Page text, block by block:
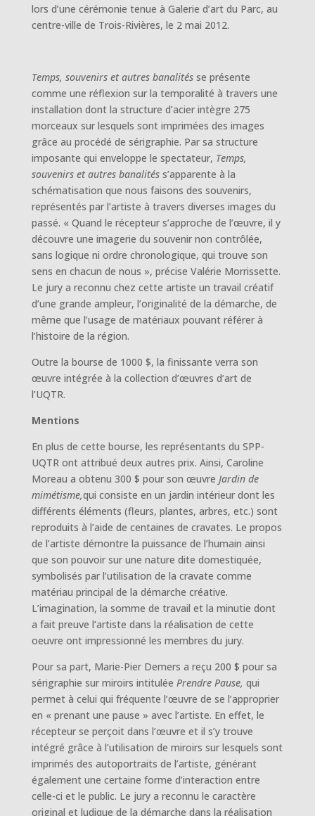
lors d’une cérémonie tenue à Galerie d’art du Parc, au
centre-ville de Trois-Rivières, le 2 mai 2012.
Temps, souvenirs et autres banalitésse présente
comme une réflexion sur la temporalité à travers une
installation dont la structure d’acier intègre 275
morceaux sur lesquels sont imprimées des images
grâce au procédé de sérigraphie. Par sa structure
imposante qui enveloppe le spectateur, Temps,
souvenirs et autres banalitéss’apparente à la
schématisation que nous faisons des souvenirs,
représentés par l’artiste à travers diverses images du
passé. « Quand le récepteur s’approche de l’œuvre, il y
découvre une imagerie du souvenir non contrôlée,
sans logique ni ordre chronologique, qui trouve son
sens en chacun de nous », précise Valérie Morrissette.
Le jury a reconnu chez cette artiste un travail créatif
d’une grande ampleur, l’originalité de la démarche, de
même que l’usage de matériaux pouvant référer à
l’histoire de la région.
Outre la bourse de 1000 $, la finissante verra son
œuvre intégrée à la collection d’œuvres d’art de
l’UQTR.
Mentions
En plus de cette bourse, les représentants du SPP-
UQTR ont attribué deux autres prix. Ainsi, Caroline
Moreau a obtenu 300 $ pour son œuvre Jardin de
mimétisme,qui consiste en un jardin intérieur dont les
différents éléments (fleurs, plantes, arbres, etc.) sont
reproduits à l’aide de centaines de cravates. Le propos
de l’artiste démontre la puissance de l’humain ainsi
que son pouvoir sur une nature dite domestiquée,
symbolisés par l’utilisation de la cravate comme
matériau principal de la démarche créative.
L’imagination, la somme de travail et la minutie dont
a fait preuve l’artiste dans la réalisation de cette
oeuvre ont impressionné les membres du jury.
Pour sa part, Marie-Pier Demers a reçu 200 $ pour sa
sérigraphie sur miroirs intitulée Prendre Pause, qui
permet à celui qui fréquente l’œuvre de se l’approprier
en « prenant une pause » avec l’artiste. En effet, le
récepteur se perçoit dans l’œuvre et il s’y trouve
intégré grâce à l’utilisation de miroirs sur lesquels sont
imprimés des autoportraits de l’artiste, générant
également une certaine forme d’interaction entre
celle-ci et le public. Le jury a reconnu le caractère
original et ludique de la démarche dans la réalisation